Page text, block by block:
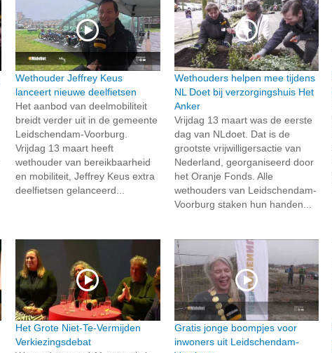
Wethouder Jeffrey Keus
lanceert nieuwe deelfietsen
Het aanbod van deelmobiliteit
breidt verder uit in de gemeente
Leidschendam-Voorburg.
Vrijdag 13 maart heeft
wethouder van bereikbaarheid
en mobiliteit, Jeffrey Keus extra
deelfietsen gelanceerd...
Wethouders helpen mee tijdens
NL Doet bij verzorgingshuis Het
Anker
Vrijdag 13 maart was de eerste
dag van NLdoet. Dat is de
grootste vrijwilligersactie van
Nederland, georganiseerd door
het Oranje Fonds. Alle
wethouders van Leidschendam-
Voorburg staken hun handen...
Het Grote Niet-Te-Vermijden
Verkiezingsdebat
Gratis jonge boompjes voor
inwoners uit Leidschendam-